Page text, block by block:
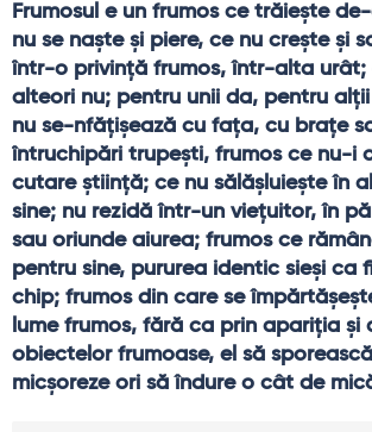
Frumosul e un frumos ce trăieşte
nu se naşte şi piere, ce nu creşte şi
într-o privinţă frumos, într-alta
alteori nu; pentru unii da, pentru alţii
nu se-nfăţişează cu faţa, cu braţe
întruchipări trupeşti, frumos ce nu-i
cutare ştiinţă; ce nu sălăşluieşte în
sine; nu rezidă într-un vieţuitor, în
sau oriunde aiurea; frumos ce
pentru sine, pururea identic sieşi ca
chip; frumos din care se
lume frumos, fără ca prin apariţia şi
obiectelor frumoase, el să
micşoreze ori să îndure o cât de